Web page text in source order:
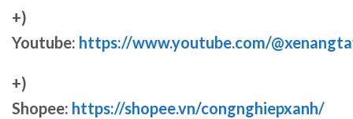
+)
Youtube: https://www.youtube.com/
+)
Shopee: https://shopee.vn/congnghiepxanh/